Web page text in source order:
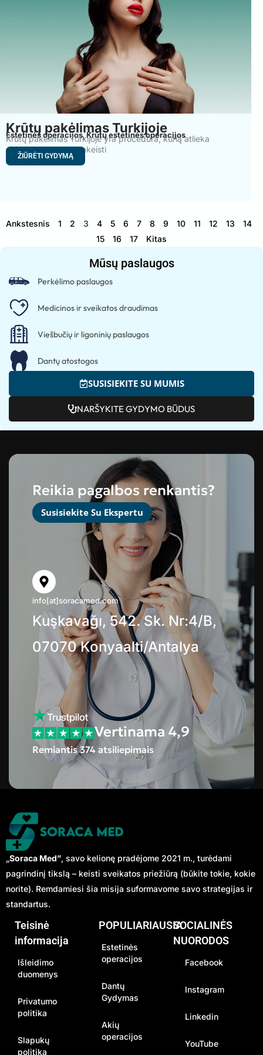
Krūtų pakėlimas Turkijoje
Estetinės operacijos,Krūtų estetinės operacijos
Krūtų pakėlimas Turkijoje yra procedūra, kurią atlieka
chirurgas, norintis pakeisti
ŽIŪRĖTI GYDYMĄ
Ankstesnis 1 2 3 4 5 6 7 8 9 10 11 12 13
14
15
16 17 Kitas
Mūsų paslaugos
Perkėlimo paslaugos
Medicinos ir sveikatos draudimas
Viešbučių ir ligoninių paslaugos
Dantų atostogos
SUSISIEKITE SU MUMIS
NARŠYKITE GYDYMO BŪDUS
Reikia pagalbos renkantis?
Susisiekite Su Ekspertu
info[at]soracamed.com
Kuşkavağı, 542. Sk. Nr:4/B,
07070 Konyaalti/Antalya
Vertinama 4,9
Remiantis 374 atsiliepimais
„Soraca Med”, savo kelionę pradėjome 2021 m., turėdami
pagrindinį tikslą – keisti sveikatos priežiūrą (būkite tokie, kokie
norite). Remdamiesi šia misija suformavome savo strategijas ir
standartus.
Teisinė
informacija
Išleidimo
duomenys
Privatumo
politika
Slapukų
politika
POPULIARIAUSIA
Estetinės
operacijos
Dantų
Gydymas
Akių
operacijos
SOCIALINĖS
NUORODOS
Facebook
Instagram
Linkedin
YouTube